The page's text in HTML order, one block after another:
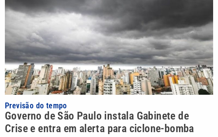
Previsão do tempo
Governo de São Paulo instala Gabinete de
Crise e entra em alerta para ciclone-bomba